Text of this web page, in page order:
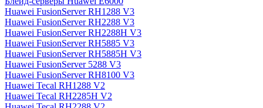
Huawei FusionServer RH1288 V3
Huawei FusionServer RH2288 V3
Huawei FusionServer RH2288H V3
Huawei FusionServer RH5885 V3
Huawei FusionServer RH5885H V3
Huawei FusionServer 5288 V3
Huawei FusionServer RH8100 V3
Huawei Tecal RH1288 V2
Huawei Tecal RH2285H V2